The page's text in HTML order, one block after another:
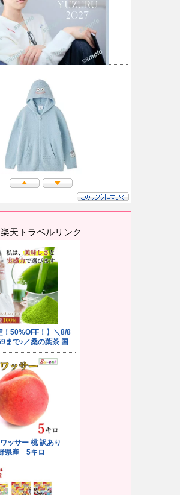
楽天トラベルリンク